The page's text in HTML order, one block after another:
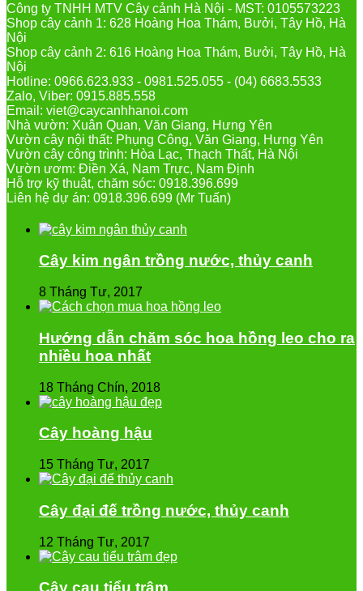
Công ty TNHH MTV Cây cảnh Hà Nội - MST: 0105573223
Shop cây cảnh 1: 628 Hoàng Hoa Thám, Bưởi, Tây Hồ, Hà
Nội
Shop cây cảnh 2: 616 Hoàng Hoa Thám, Bưởi, Tây Hồ, Hà
Nội
Hotline: 0966.623.933 - 0981.525.055 - (04) 6683.5533
Zalo, Viber: 0915.885.558
Email: viet@caycanhhanoi.com
Nhà vườn: Xuân Quan, Văn Giang, Hưng Yên
Vườn cây nội thất: Phụng Công, Văn Giang, Hưng Yên
Vườn cây công trình: Hòa Lạc, Thạch Thất, Hà Nội
Vườn ươm: Điền Xá, Nam Trực, Nam Định
Hỗ trợ kỹ thuật, chăm sóc: 0918.396.699
Liên hệ dự án: 0918.396.699 (Mr Tuấn)
Cây kim ngân trồng nước, thủy canh
8 Tháng Tư, 2017
Hướng dẫn chăm sóc hoa hồng leo cho ra
nhiều hoa nhất
18 Tháng Chín, 2018
Cây hoàng hậu
15 Tháng Tư, 2017
Cây đại đế trồng nước, thủy canh
12 Tháng Tư, 2017
Cây cau tiểu trâm